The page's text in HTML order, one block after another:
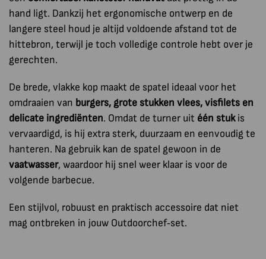
hand ligt. Dankzij het ergonomische ontwerp en de
langere steel houd je altijd voldoende afstand tot de
hittebron, terwijl je toch volledige controle hebt over je
gerechten.
De brede, vlakke kop maakt de spatel ideaal voor het
omdraaien van burgers, grote stukken vlees, visfilets en
delicate ingrediënten. Omdat de turner uit één stukis
vervaardigd, is hij extra sterk, duurzaam en eenvoudig te
hanteren. Na gebruik kan de spatel gewoon in de
vaatwasser, waardoor hij snel weer klaar is voor de
volgende barbecue.
Een stijlvol, robuust en praktisch accessoire dat niet
mag ontbreken in jouw Outdoorchef‑set.